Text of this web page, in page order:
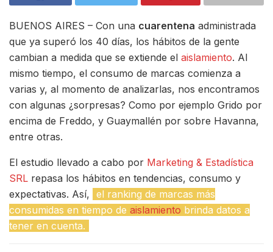
BUENOS AIRES – Con una cuarentena administrada
que ya superó los 40 días, los hábitos de la gente
cambian a medida que se extiende el aislamiento. Al
mismo tiempo, el consumo de marcas comienza a
varias y, al momento de analizarlas, nos encontramos
con algunas ¿sorpresas? Como por ejemplo Grido por
encima de Freddo, y Guaymallén por sobre Havanna,
entre otras.
El estudio llevado a cabo por Marketing & Estadística
SRL repasa los hábitos en tendencias, consumo y
expectativas. Así,
el ranking de marcas más
consumidas en tiempo de aislamiento brinda datos a
tener en cuenta.